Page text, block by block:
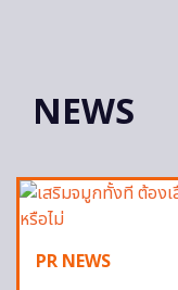
NEWS
PR NEWS